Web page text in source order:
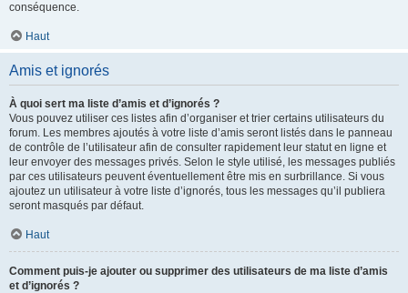
conséquence.
Haut
Amis et ignorés
À quoi sert ma liste d’amis et d’ignorés ?
Vous pouvez utiliser ces listes afin d’organiser et trier certains utilisateurs du
forum. Les membres ajoutés à votre liste d’amis seront listés dans le panneau
de contrôle de l’utilisateur afin de consulter rapidement leur statut en ligne et
leur envoyer des messages privés. Selon le style utilisé, les messages publiés
par ces utilisateurs peuvent éventuellement être mis en surbrillance. Si vous
ajoutez un utilisateur à votre liste d’ignorés, tous les messages qu’il publiera
seront masqués par défaut.
Haut
Comment puis-je ajouter ou supprimer des utilisateurs de ma liste d’amis
et d’ignorés ?